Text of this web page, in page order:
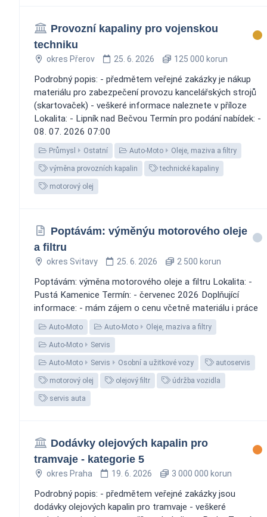
Provozní kapaliny pro vojenskou
techniku
okres Přerov 25. 6. 2026 125 000 korun
Podrobný popis: - předmětem veřejné zakázky je nákup
materiálu pro zabezpečení provozu kancelářských strojů
(skartovaček) - veškeré informace naleznete v příloze
Lokalita: - Lipník nad Bečvou Termín pro podání nabídek: -
08. 07. 2026 07:00
Průmysl Ostatní Auto-Moto Oleje, maziva a filtry
výměna provozních kapalin technické kapaliny
motorový olej
Poptávám: výměnýu motorového oleje
a filtru
okres Svitavy 25. 6. 2026 2 500 korun
Poptávám: výměna motorového oleje a filtru Lokalita: -
Pustá Kamenice Termín: - červenec 2026 Doplňující
informace: - mám zájem o cenu včetně materiálu i práce
Auto-Moto Auto-Moto Oleje, maziva a filtry
Auto-Moto Servis
Auto-Moto Servis Osobní a užitkové vozy autoservis
motorový olej olejový filtr údržba vozidla
servis auta
Dodávky olejových kapalin pro
tramvaje - kategorie 5
okres Praha 19. 6. 2026 3 000 000 korun
Podrobný popis: - předmětem veřejné zakázky jsou
dodávky olejových kapalin pro tramvaje - veškeré